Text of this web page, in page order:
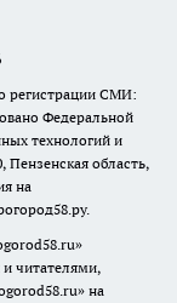
регистрации СМИ:
Федеральной
технологий и
область,
на
»
читателями,
» на